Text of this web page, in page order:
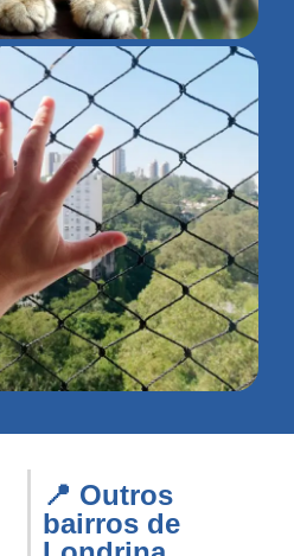
📍 Outros
bairros de